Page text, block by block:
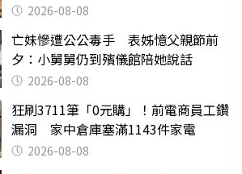
2026-08-08
亡妹慘遭公公毒手 表姊憶父親節前
夕：小舅舅仍到殯儀館陪她說話
2026-08-08
狂刷3711筆「0元購」！前電商員工鑽
漏洞 家中倉庫塞滿1143件家電
2026-08-08